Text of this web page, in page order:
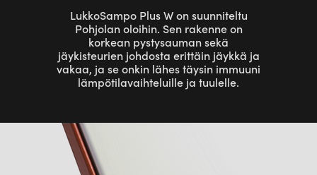
LukkoSampo Plus W on suunniteltu
Pohjolan oloihin. Sen rakenne on
korkean pystysauman sekä
jäykisteurien johdosta erittäin jäykkä ja
vakaa, ja se onkin lähes täysin immuuni
lämpötilavaihteluille ja tuulelle.